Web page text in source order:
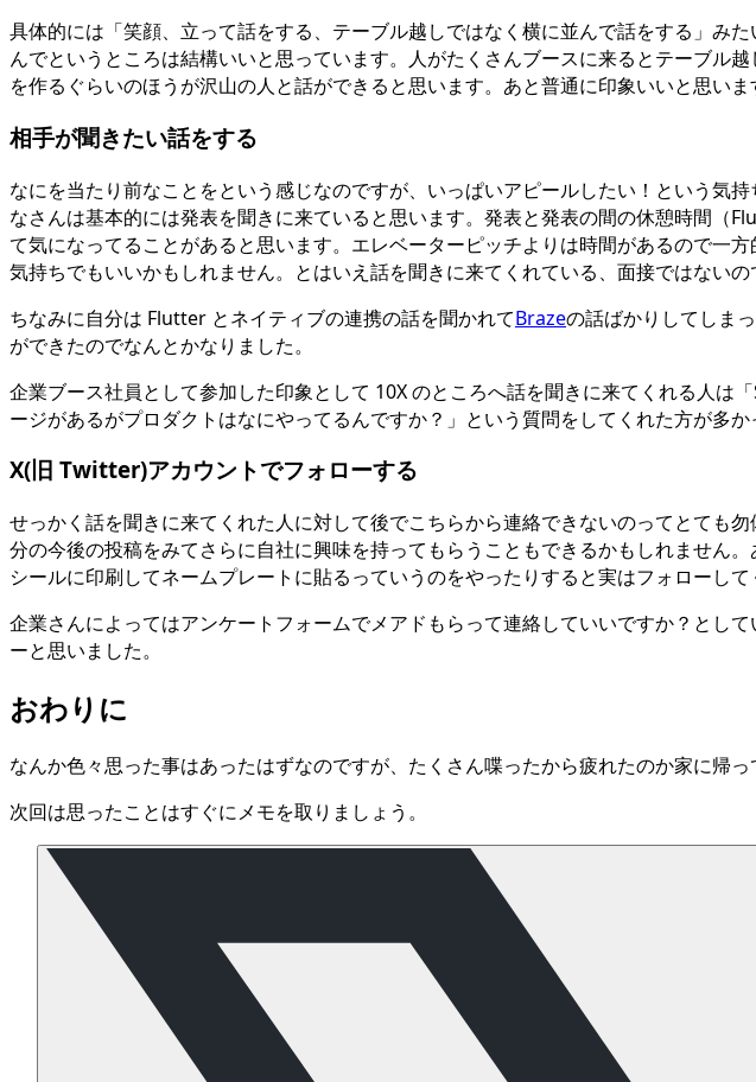
具体的には「笑顔、立って話をする、テーブル越しではなく横に並んで話をする」み
んでというところは結構いいと思っています。人がたくさんブースに来るとテーブル
を作るぐらいのほうが沢山の人と話ができると思います。あと普通に印象いいと思いま
相手が聞きたい話をする
なにを当たり前なことをという感じなのですが、いっぱいアピールしたい！という気
なさんは基本的には発表を聞きに来ていると思います。発表と発表の間の休憩時間
て気になってることがあると思います。エレベーターピッチよりは時間があるので一
気持ちでもいいかもしれません。とはいえ話を聞きに来てくれている、面接ではない
ちなみに自分は Flutter とネイティブの連携の話を聞かれてBrazeの話ばかりしてしま
ができたのでなんとかなりました。
企業ブース社員として参加した印象として 10X のところへ話を聞きに来てくれる人
ージがあるがプロダクトはなにやってるんですか？」という質問をしてくれた方が多か
X(旧 Twitter)アカウントでフォローする
せっかく話を聞きに来てくれた人に対して後でこちらから連絡できないのってとても
分の今後の投稿をみてさらに自社に興味を持ってもらうこともできるかもしれません
シールに印刷してネームプレートに貼るっていうのをやったりすると実はフォローし
企業さんによってはアンケートフォームでメアドもらって連絡していいですか？とし
ーと思いました。
おわりに
なんか色々思った事はあったはずなのですが、たくさん喋ったから疲れたのか家に帰
次回は思ったことはすぐにメモを取りましょう。